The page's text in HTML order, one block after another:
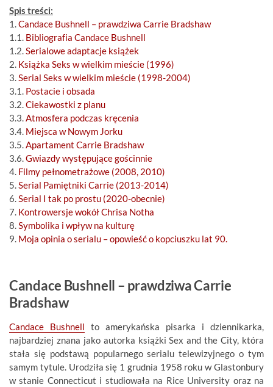
Spis treści:
1.Candace Bushnell – prawdziwa Carrie Bradshaw
1.1. Bibliografia Candace Bushnell
1.2.Serialowe adaptacje książek
2. Książka Seks w wielkim mieście (1996)
3.Serial Seks w wielkim mieście (1998-2004)
3.1. Postacie i obsada
3.2.Ciekawostki z planu
3.3.Atmosfera podczas kręcenia
3.4. Miejsca w Nowym Jorku
3.5.Apartament Carrie Bradshaw
3.6.Gwiazdy występujące gościnnie
4. Filmy pełnometrażowe (2008, 2010)
5.Serial Pamiętniki Carrie (2013-2014)
6.Serial I tak po prostu (2020-obecnie)
7. Kontrowersje wokół Chrisa Notha
8.Symbolika i wpływ na kulturę
9. Moja opinia o serialu – opowieść o kopciuszku lat 90.
Candace Bushnell – prawdziwa Carrie
Bradshaw
Candace Bushnell to amerykańska pisarka i dziennikarka,
najbardziej znana jako autorka książki Sex and the City, która
stała się podstawą popularnego serialu telewizyjnego o tym
samym tytule. Urodziła się 1 grudnia 1958 roku w Glastonbury
w stanie Connecticut i studiowała na Rice University oraz na